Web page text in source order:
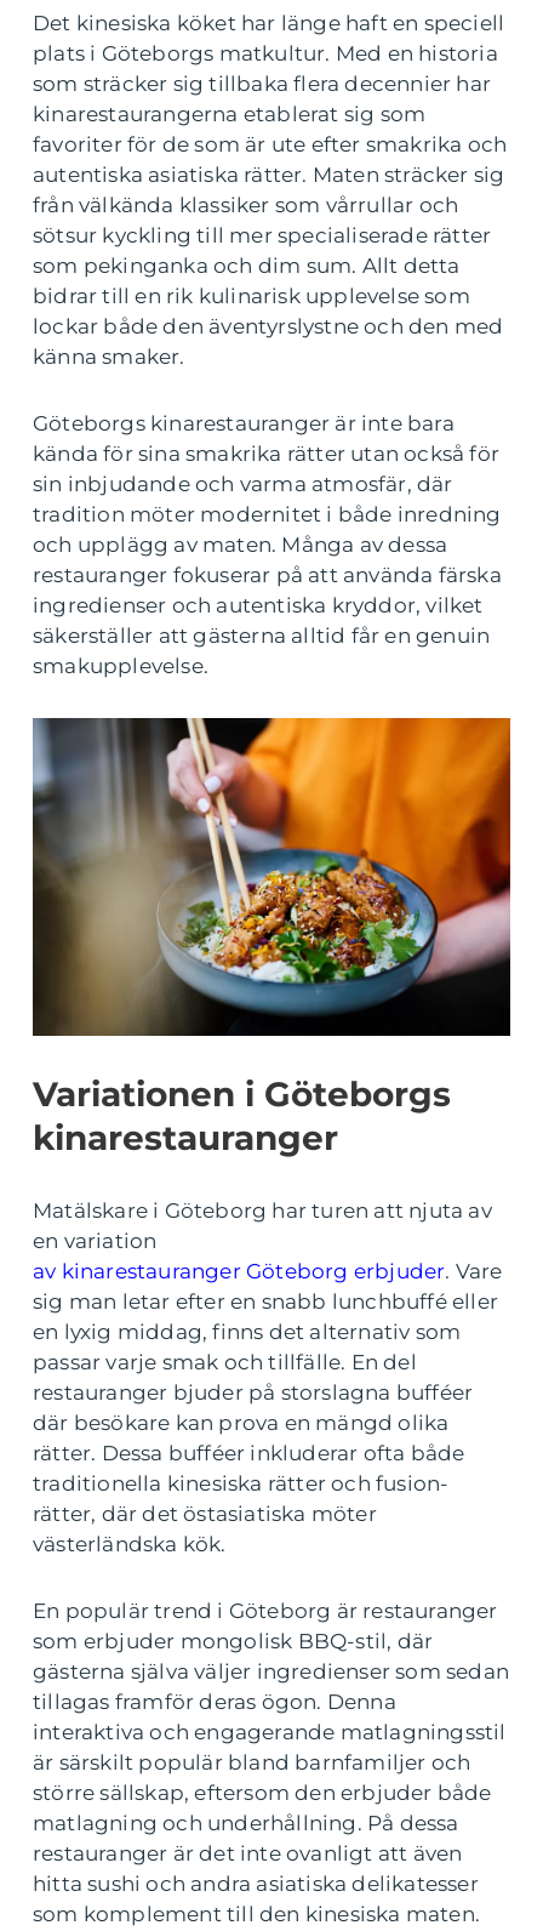
Det kinesiska köket har länge haft en speciell
plats i Göteborgs matkultur. Med en historia
som sträcker sig tillbaka flera decennier har
kinarestaurangerna etablerat sig som
favoriter för de som är ute efter smakrika och
autentiska asiatiska rätter. Maten sträcker sig
från välkända klassiker som vårrullar och
sötsur kyckling till mer specialiserade rätter
som pekinganka och dim sum. Allt detta
bidrar till en rik kulinarisk upplevelse som
lockar både den äventyrslystne och den med
känna smaker.
Göteborgs kinarestauranger är inte bara
kända för sina smakrika rätter utan också för
sin inbjudande och varma atmosfär, där
tradition möter modernitet i både inredning
och upplägg av maten. Många av dessa
restauranger fokuserar på att använda färska
ingredienser och autentiska kryddor, vilket
säkerställer att gästerna alltid får en genuin
smakupplevelse.
Variationen i Göteborgs
kinarestauranger
Matälskare i Göteborg har turen att njuta av
en variation
av kinarestauranger Göteborg erbjuder. Vare
sig man letar efter en snabb lunchbuffé eller
en lyxig middag, finns det alternativ som
passar varje smak och tillfälle. En del
restauranger bjuder på storslagna bufféer
där besökare kan prova en mängd olika
rätter. Dessa bufféer inkluderar ofta både
traditionella kinesiska rätter och fusion-
rätter, där det östasiatiska möter
västerländska kök.
En populär trend i Göteborg är restauranger
som erbjuder mongolisk BBQ-stil, där
gästerna själva väljer ingredienser som sedan
tillagas framför deras ögon. Denna
interaktiva och engagerande matlagningsstil
är särskilt populär bland barnfamiljer och
större sällskap, eftersom den erbjuder både
matlagning och underhållning. På dessa
restauranger är det inte ovanligt att även
hitta sushi och andra asiatiska delikatesser
som komplement till den kinesiska maten.